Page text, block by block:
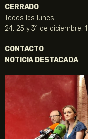
CERRADO
Todos los lunes
24, 25 y 31 de diciembre,
CONTACTO
NOTICIA DESTACADA